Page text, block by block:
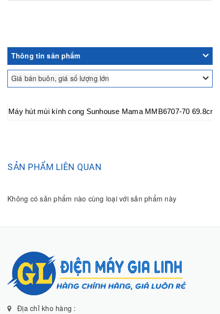
Thông tin sản phẩm
Giá bán buôn, giá số lượng lớn
Máy hút mùi kính cong Sunhouse Mama MMB6707-70 69.8cm
SẢN PHẨM LIÊN QUAN
Không có sản phẩm nào cùng loại với sản phẩm này
Địa chỉ kho hàng :